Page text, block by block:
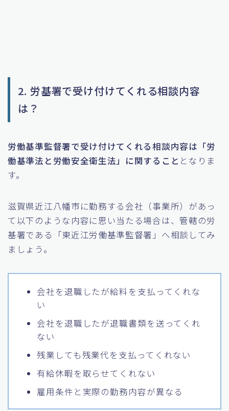
2. 労基署で受け付けてくれる相談内容
は？
労働基準監督署で受け付けてくれる相談内容は「労
働基準法と労働安全衛生法」に関すること となりま
す。
滋賀県近江八幡市に勤務する会社（事業所）があっ
て以下のような内容に思い当たる場合は、管轄の労
基署である「東近江労働基準監督署」へ相談してみ
ましょう。
会社を退職したが給料を支払ってくれな
い
会社を退職したが退職書類を送ってくれ
ない
残業しても残業代を支払ってくれない
有給休暇を取らせてくれない
雇用条件と実際の勤務内容が異なる